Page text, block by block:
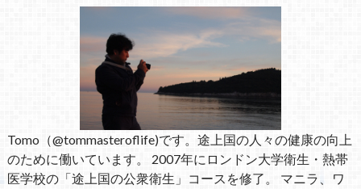
Tomo（@tommasteroflife)です。途上国の人々の健康の向上
のために働いています。 2007年にロンドン大学衛生・熱帯
医学校の「途上国の公衆衛生」コースを修了。 マニラ、ワ